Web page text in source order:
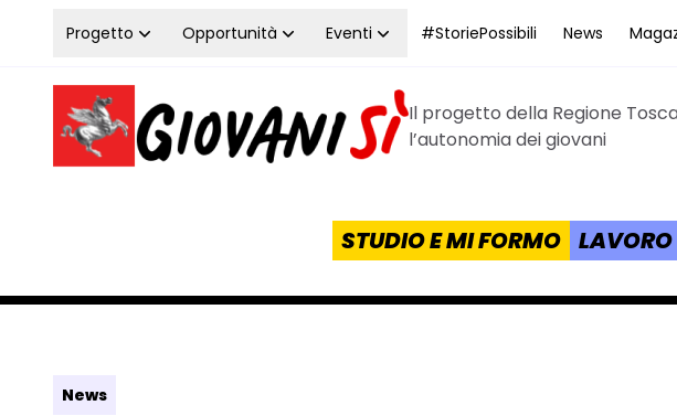
Vai al contenuto
Progetto Opportunità Eventi #StoriePossibili News
Homepage Giovanisì - Progetto della Regione Toscana
Il progetto della Regione
l’autonomia dei giovani
STUDIO E MI FORMO LAVORO
News